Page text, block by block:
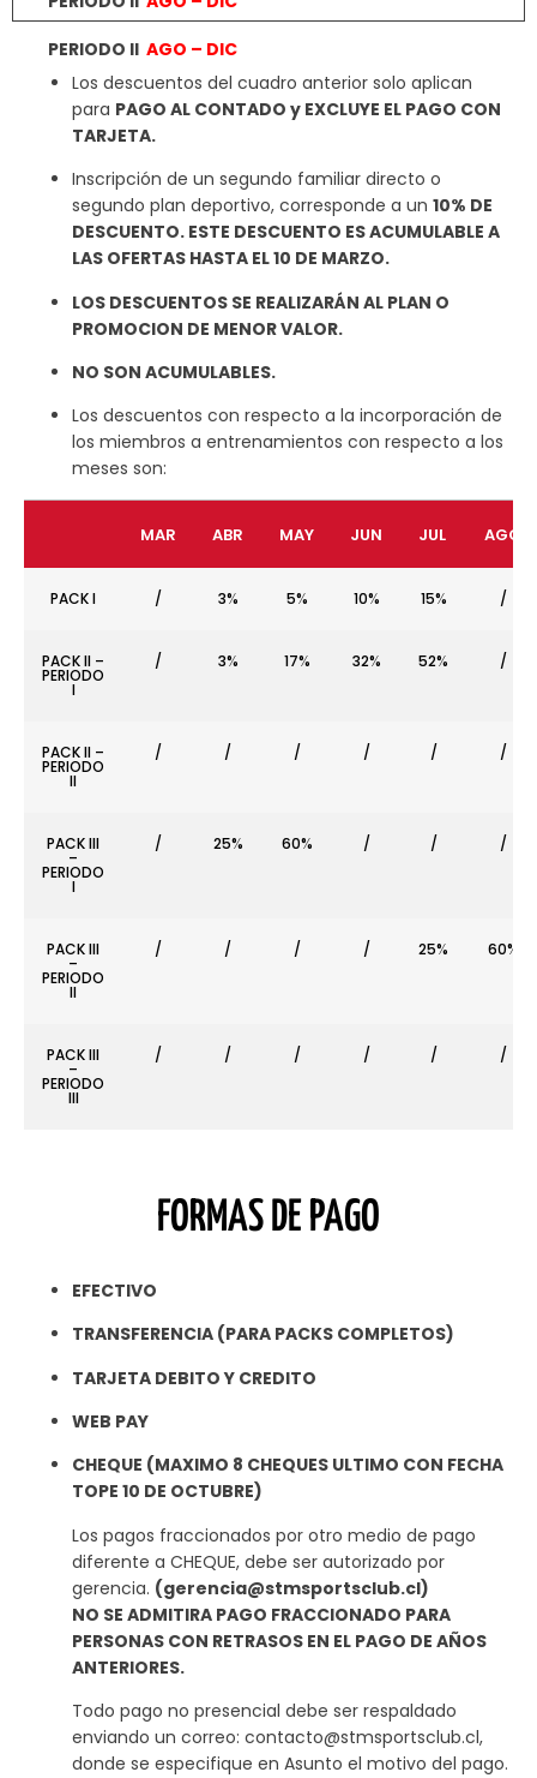
Los descuentos del cuadro anterior solo aplican
para PAGO AL CONTADO y EXCLUYE EL PAGO CON
TARJETA.
Inscripción de un segundo familiar directo o
segundo plan deportivo, corresponde a un 10% DE
DESCUENTO. ESTE DESCUENTO ES ACUMULABLE A
LAS OFERTAS HASTA EL 10 DE MARZO.
LOS DESCUENTOS SE REALIZARÁN AL PLAN O
PROMOCION DE MENOR VALOR.
NO SON ACUMULABLES.
Los descuentos con respecto a la incorporación de
los miembros a entrenamientos con respecto a los
meses son:
MAR ABR MAY JUN JUL AGO
PACK I / 3% 5% 10% 15% /
PACK II –
PERIODO
I
/ 3% 17% 32% 52% /
PACK II –
PERIODO
II
/ / / / / /
PACK III
–
PERIODO
I
/ 25% 60% / / /
PACK III
–
PERIODO
II
/ / / / 25% 60%
PACK III
–
PERIODO
III
/ / / / / /
FORMAS DE PAGO
EFECTIVO
TRANSFERENCIA (PARA PACKS COMPLETOS)
TARJETA DEBITO Y CREDITO
WEB PAY
CHEQUE (MAXIMO 8 CHEQUES ULTIMO CON FECHA
TOPE 10 DE OCTUBRE)
Los pagos fraccionados por otro medio de pago
diferente a CHEQUE, debe ser autorizado por
gerencia. (gerencia@stmsportsclub.cl)
NO SE ADMITIRA PAGO FRACCIONADO PARA
PERSONAS CON RETRASOS EN EL PAGO DE AÑOS
ANTERIORES.
Todo pago no presencial debe ser respaldado
enviando un correo: contacto@stmsportsclub.cl,
donde se especifique en Asunto el motivo del pago.